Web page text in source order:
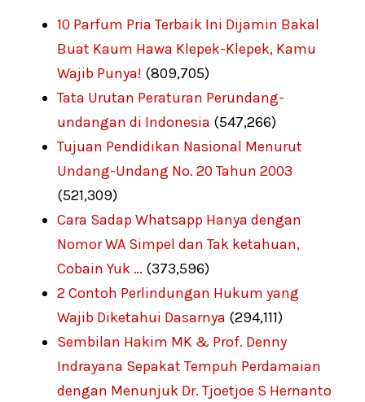
10 Parfum Pria Terbaik Ini Dijamin Bakal
Buat Kaum Hawa Klepek-Klepek, Kamu
Wajib Punya! (809,705)
Tata Urutan Peraturan Perundang-
undangan di Indonesia (547,266)
Tujuan Pendidikan Nasional Menurut
Undang-Undang No. 20 Tahun 2003
(521,309)
Cara Sadap Whatsapp Hanya dengan
Nomor WA Simpel dan Tak ketahuan,
Cobain Yuk … (373,596)
2 Contoh Perlindungan Hukum yang
Wajib Diketahui Dasarnya (294,111)
Sembilan Hakim MK & Prof. Denny
Indrayana Sepakat Tempuh Perdamaian
dengan Menunjuk Dr. Tjoetjoe S Hernanto